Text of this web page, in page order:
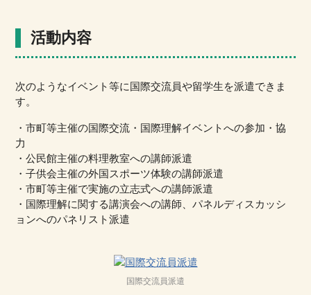
活動内容
次のようなイベント等に国際交流員や留学生を派遣できま
す。
・市町等主催の国際交流・国際理解イベントへの参加・協
力
・公民館主催の料理教室への講師派遣
・子供会主催の外国スポーツ体験の講師派遣
・市町等主催で実施の立志式への講師派遣
・国際理解に関する講演会への講師、パネルディスカッシ
ョンへのパネリスト派遣
国際交流員派遣